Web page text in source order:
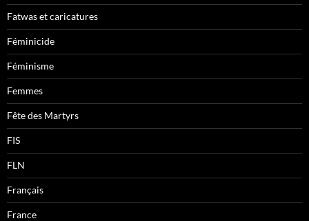
Fatwas et caricatures
Féminicide
Féminisme
Femmes
Fête des Martyrs
FIS
FLN
Français
France